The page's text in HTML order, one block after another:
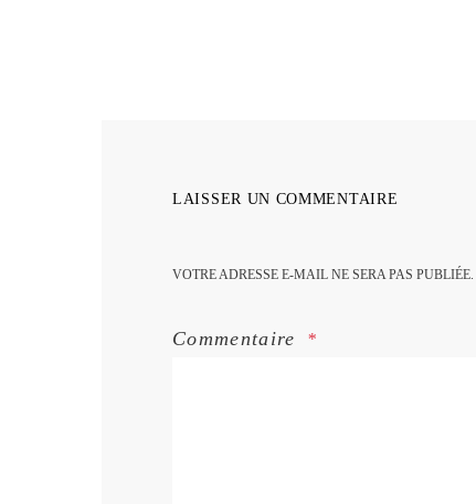
LAISSER UN COMMENTAIRE
VOTRE ADRESSE E-MAIL NE SERA PAS PUBLIÉE.
Commentaire